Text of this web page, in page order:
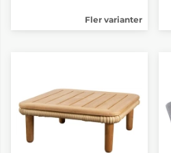
Fler varianter